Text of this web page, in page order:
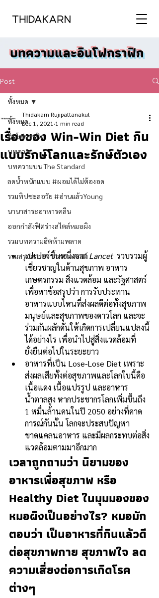
บทความและอินโฟกราฟิก
Post
ทั้งหมด
อินโฟกราฟิก
บทความ
บทความบน The Standard
ลดน้ำหนักแบบ #ผอมได้ไม่ต้องอด
รวมทิปชะลอวัย #อ่านแล้วYoung
นานาสาระอาหารคลีน
ออกกำลังฟิตร่างสไตล์หมอผิง
รวมบทความฮิตห้ามพลาด
รวมสรุปสาระจากพอดแคสต์
ทั้งหมด
เรื่องของ Win-Win Diet กิน
แบบรักษ์โลกและรักษ์ตัวเอง
Thidakarn Rujipattanakul
Dec 1, 2021 1 min read
เปเปอร์ชิ้นหนึ่งจาก Lancet
  รวบรวมผู้
เชี่ยวชาญในด้านสุขภาพ อาหาร
เกษตรกรรม สิ่งแวดล้อม และรัฐศาสตร์
เพื่อหาข้อสรุปว่า การรับประทาน
อาหารแบบไหนที่ส่งผลดีต่อทั้งสุขภาพ
มนุษย์และสุขภาพของดาวโลก และจะ
ร่วมกันผลักดันให้เกิดการเปลี่ยนแปลงนี้
ได้อย่างไร เพื่อนำไปสู่สิ่งแวดล้อมที่
ยั่งยืนต่อไปในระยะยาว
อาหารที่เป็น Lose-Lose Diet เพราะ
ส่งผลเสียทั้งต่อสุขภาพและโลกใบนี้คือ
เนื้อแดง เนื้อแปรรูป และอาหาร
น้ำตาลสูง หากประชากรโลกเพิ่มขึ้นถึง
1 หมื่นล้านคนในปี 2050 อย่างที่คาด
การณ์กันนั้น โลกจะประสบปัญหา
ขาดแคลนอาหาร และมีผลกระทบต่อสิ่ง
แวดล้อมตามมาอีกมาก
เวลาถูกถามว่า นิยามของ
อาหารเพื่อสุขภาพ หรือ
Healthy Diet ในมุมมองของ
หมอผิงเป็นอย่างไร? หมอมัก
ตอบว่า เป็นอาหารที่กินแล้วดี
ต่อสุขภาพกาย สุขภาพใจ ลด
ความเสี่ยงต่อการเกิดโรค
ต่างๆ